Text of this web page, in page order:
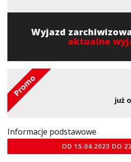
Wyjazd
aktualne
już
Promo
Informacje podstawowe
OD 15.04.2023 DO